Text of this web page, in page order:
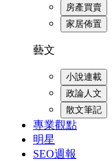
房產買賣
家居佈置
藝文
小說連載
政論人文
散文筆記
專業觀點
明星
SEO週報